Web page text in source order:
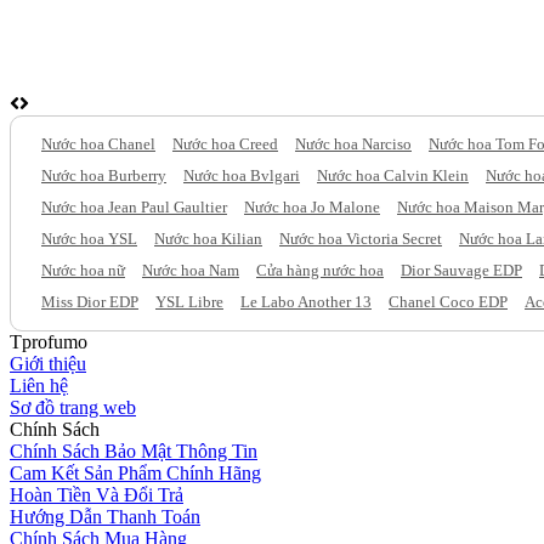
Nước hoa Chanel Nước hoa Creed Nước hoa Narciso
Nước hoa Tom
Nước hoa Burberry
Nước hoa Bvlgari Nước hoa Calvin Klein
Nước
Nước hoa Jean Paul Gaultier
Nước hoa Jo Malone
Nước hoa Maison
Nước hoa YSL
Nước hoa Kilian Nước hoa Victoria Secret
Nước hoa
Nước hoa nữ
Nước hoa Nam Cửa hàng nước hoa Dior Sauvage EDP
Miss Dior EDP
YSL Libre Le Labo Another 13 Chanel Coco EDP
Tprofumo
Giới thiệu
Liên hệ
Sơ đồ trang web
Chính Sách
Chính Sách Bảo Mật Thông Tin
Cam Kết Sản Phẩm Chính Hãng
Hoàn Tiền Và Đổi Trả
Hướng Dẫn Thanh Toán
Chính Sách Mua Hàng